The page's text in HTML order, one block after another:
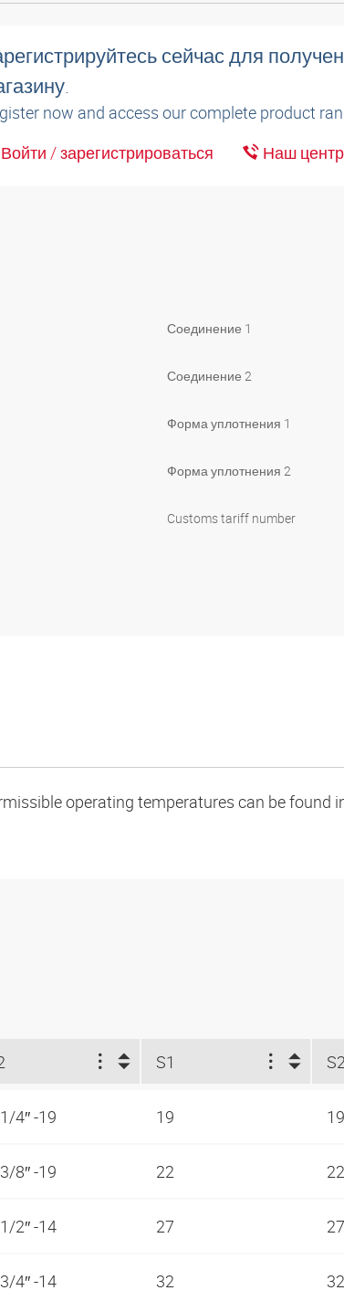
сейчас для
now and access our complete product
Войти / зарегистрироваться
Наш
Соединение 1
Соединение 2
Форма уплотнения 1
Форма уплотнения 2
Customs tariff number
operating temperatures can be found
S1 S2
4″ -19 19 19
8″ -19 22 22
2″ -14 27 27
4″ -14 32 32